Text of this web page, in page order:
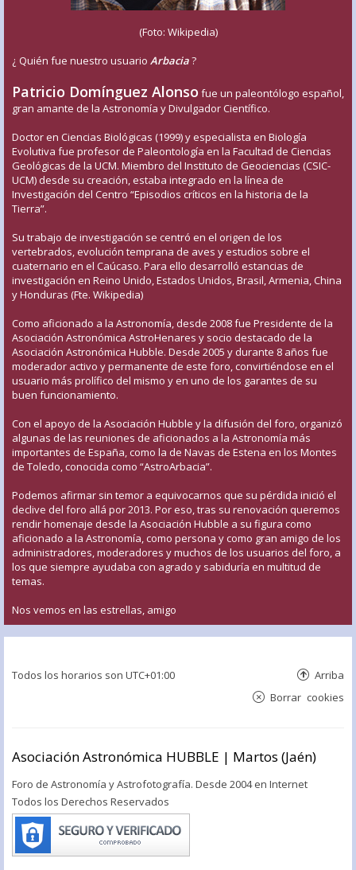
(Foto: Wikipedia)
¿ Quién fue nuestro usuario Arbacia?
Patricio Domínguez Alonso fue un paleontólogo español,
gran amante de la Astronomía y Divulgador Científico.
Doctor en Ciencias Biológicas (1999) y especialista en Biología
Evolutiva fue profesor de Paleontología en la Facultad de Ciencias
Geológicas de la UCM. Miembro del Instituto de Geociencias (CSIC-
UCM) desde su creación, estaba integrado en la línea de
Investigación del Centro “Episodios críticos en la historia de la
Tierra”.
Su trabajo de investigación se centró en el origen de los
vertebrados, evolución temprana de aves y estudios sobre el
cuaternario en el Caúcaso. Para ello desarrolló estancias de
investigación en Reino Unido, Estados Unidos, Brasil, Armenia, China
y Honduras (Fte. Wikipedia)
Como aficionado a la Astronomía, desde 2008 fue Presidente de la
Asociación Astronómica AstroHenares y socio destacado de la
Asociación Astronómica Hubble. Desde 2005 y durante 8 años fue
moderador activo y permanente de este foro, convirtiéndose en el
usuario más prolífico del mismo y en uno de los garantes de su
buen funcionamiento.
Con el apoyo de la Asociación Hubble y la difusión del foro, organizó
algunas de las reuniones de aficionados a la Astronomía más
importantes de España, como la de Navas de Estena en los Montes
de Toledo, conocida como “AstroArbacia”.
Podemos afirmar sin temor a equivocarnos que su pérdida inició el
declive del foro allá por 2013. Por eso, tras su renovación queremos
rendir homenaje desde la Asociación Hubble a su figura como
aficionado a la Astronomía, como persona y como gran amigo de los
administradores, moderadores y muchos de los usuarios del foro, a
los que siempre ayudaba con agrado y sabiduría en multitud de
temas.
Nos vemos en las estrellas, amigo
Todos los horarios son UTC+01:00 Arriba
Borrar cookies
Asociación Astronómica HUBBLE | Martos (Jaén)
Foro de Astronomía y Astrofotografía. Desde 2004 en Internet
Todos los Derechos Reservados